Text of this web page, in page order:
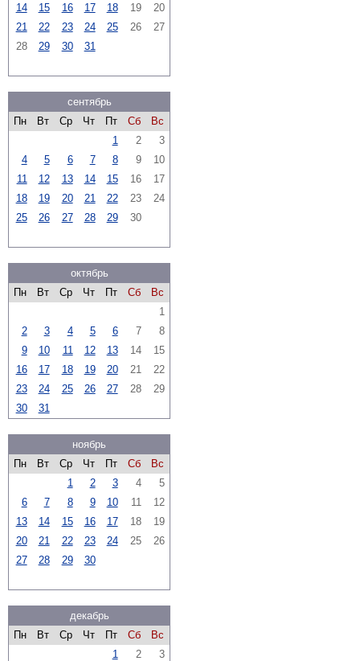
14
15 16 17 18 19
20
21
22 23 24 25 26
27
28
29 30 31
сентябрь
Пн
Вт Ср Чт Пт Сб
Вс
1
2
3
4
5 6 7 8 9
10
11
12 13 14 15 16
17
18
19 20 21 22 23
24
25
26 27 28 29 30
октябрь
Пн
Вт Ср Чт Пт Сб
Вс
1
2
3 4 5 6 7
8
9
10 11 12 13 14
15
16
17 18 19 20 21
22
23
24 25 26 27 28
29
30
31
ноябрь
Пн
Вт Ср Чт Пт Сб
Вс
1
2 3 4
5
6
7 8 9 10 11
12
13
14 15 16 17 18
19
20
21 22 23 24 25
26
27
28 29 30
декабрь
Пн
Вт Ср Чт Пт Сб
Вс
1
2
3